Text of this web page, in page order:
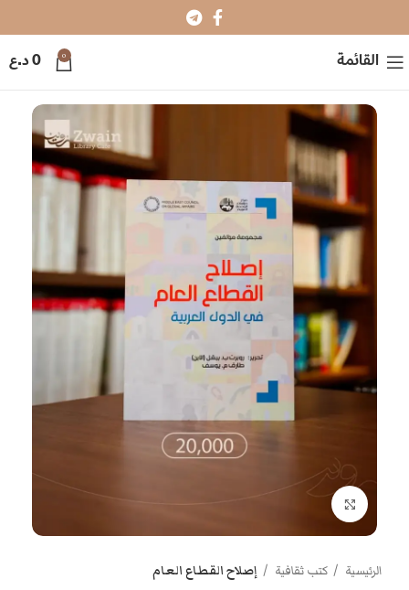
القائمة 0
0د.ع
الرئيسية كتب ثقافية إصلاح القطاع العام